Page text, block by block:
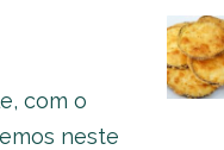
com o
neste